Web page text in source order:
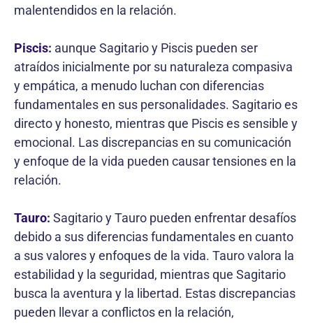
malentendidos en la relación.
Piscis: aunque Sagitario y Piscis pueden ser
atraídos inicialmente por su naturaleza compasiva
y empática, a menudo luchan con diferencias
fundamentales en sus personalidades. Sagitario es
directo y honesto, mientras que Piscis es sensible y
emocional. Las discrepancias en su comunicación
y enfoque de la vida pueden causar tensiones en la
relación.
Tauro: Sagitario y Tauro pueden enfrentar desafíos
debido a sus diferencias fundamentales en cuanto
a sus valores y enfoques de la vida. Tauro valora la
estabilidad y la seguridad, mientras que Sagitario
busca la aventura y la libertad. Estas discrepancias
pueden llevar a conflictos en la relación,